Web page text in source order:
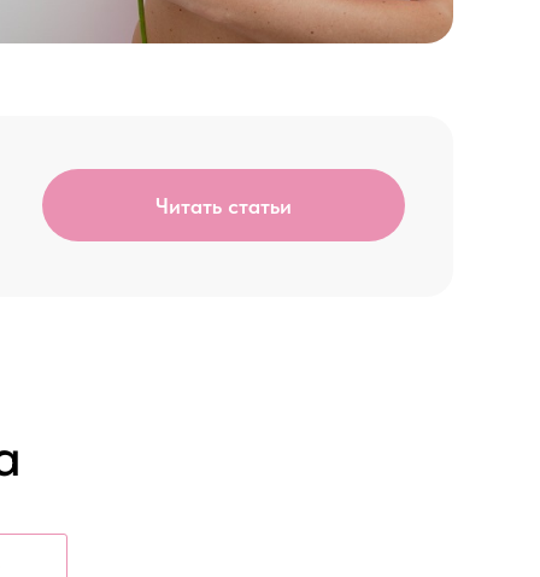
Читать статьи